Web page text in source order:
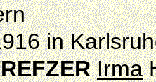
in
Irma